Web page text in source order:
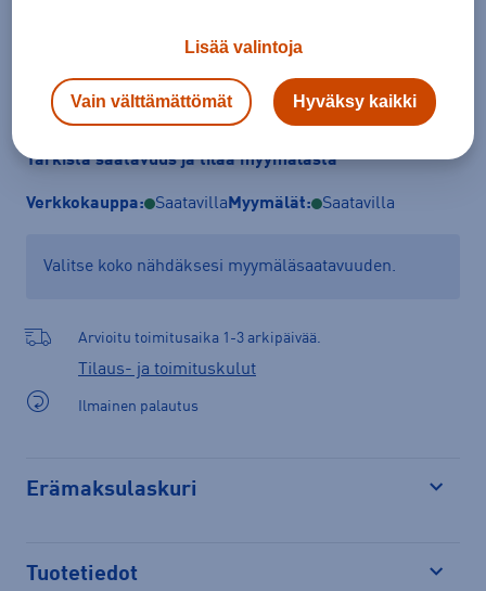
Lisää ostoskoriin
Tarkista saatavuus ja tilaa myymälästä
Verkkokauppa: Saatavilla Myymälät: Saatavilla
Valitse koko nähdäksesi myymäläsaatavuuden.
Arvioitu toimitusaika 1-3 arkipäivää.
Tilaus- ja toimituskulut
Ilmainen palautus
Erämaksulaskuri
Tuotetiedot
Lisää valintoja
Vain välttämättömät Hyväksy kaikki